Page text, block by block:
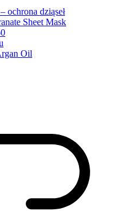
ochrona dziąseł
Sheet Mask
Oil